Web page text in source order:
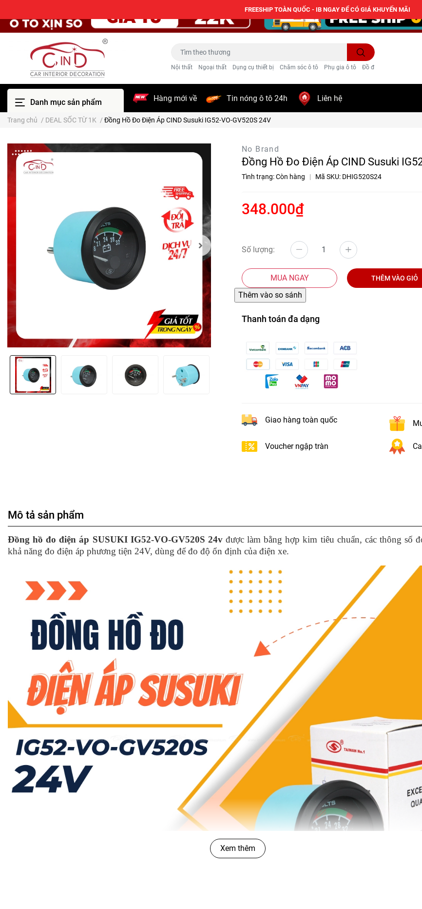
Nội thất Ngoại thất Dụng cụ thiết bị Chăm sóc ô tô Phụ gia ô tô Đồ điện ô tô
Danh mục sản phẩm Hàng mới về Tin nóng ô tô 24h Liên hệ
Trang chủ / DEAL SỐC TỪ 1K / Đồng Hồ Đo Điện Áp CIND Susuki IG52-VO-GV520S 24V
No Brand
Đồng Hồ Đo Điện Áp CIND Susuki
Tình trạng:Còn hàng | Mã SKU: DHIG520S24
348.000₫
Số lượng:
MUA NGAY THÊM VÀO GIỎ
Thanh toán đa dạng
Giao hàng toàn quốc
Voucher ngập tràn
Mô tả sản phẩm
Đồng hồ đo điện áp SUSUKI IG52-VO-GV520S 24vđược làm bằng hợp kim tiêu chuẩn, các thông số
khả năng đo điện áp phương tiện 24V, dùng để đo độ ổn định của điện xe.
Xem thêm
FREESHIP TOÀN QUỐC - IB NGAY ĐỂ CÓ GIÁ KHUYẾN MÃI